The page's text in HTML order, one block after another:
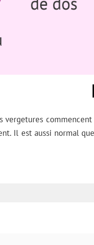
vergetures commencent
Il est aussi normal